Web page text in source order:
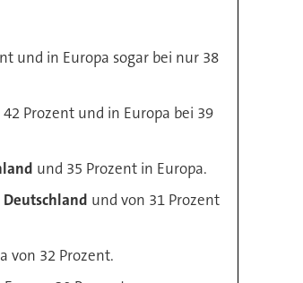
und in Europa sogar bei nur 38
Prozent und in Europa bei 39
und 35 Prozent in Europa.
und von 31 Prozent
von 32 Prozent.